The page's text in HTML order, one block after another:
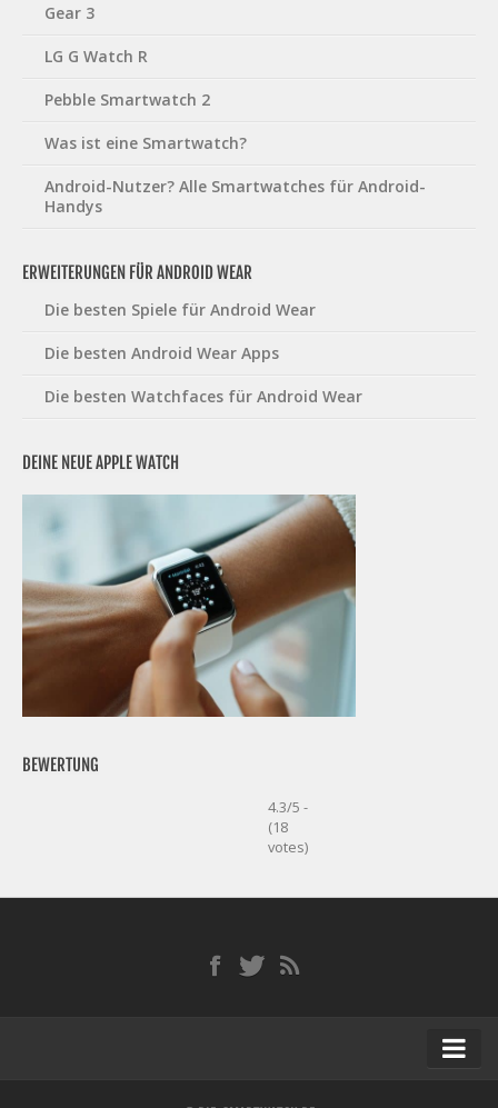
Gear 3
LG G Watch R
Pebble Smartwatch 2
Was ist eine Smartwatch?
Android-Nutzer? Alle Smartwatches für Android-
Handys
ERWEITERUNGEN FÜR ANDROID WEAR
Die besten Spiele für Android Wear
Die besten Android Wear Apps
Die besten Watchfaces für Android Wear
DEINE NEUE APPLE WATCH
BEWERTUNG
4.3/5 -
(18
votes)